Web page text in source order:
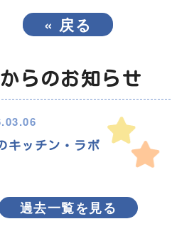
« 戻る
らのお知らせ
キッチン・ラボ
過去一覧を見る